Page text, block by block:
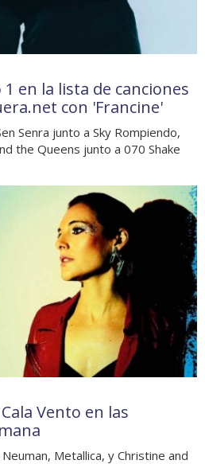
en la lista de canciones
con 'Francine'
Senra junto a Sky Rompiendo,
the Queens junto a 070 Shake
Vento en las
Metallica, y Christine and